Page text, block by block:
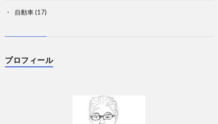
自動車(17)
プロフィール